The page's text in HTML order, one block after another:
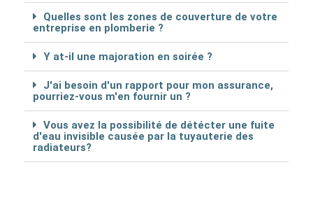
Quelles sont les zones de couverture de votre
entreprise en plomberie ?
Y at-il une majoration en soirée ?
J'ai besoin d'un rapport pour mon assurance,
pourriez-vous m'en fournir un ?
Vous avez la possibilité de détécter une fuite
d'eau invisible causée par la tuyauterie des
radiateurs?